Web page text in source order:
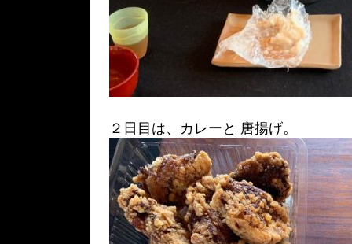
２日目は、カレーと 唐揚げ。